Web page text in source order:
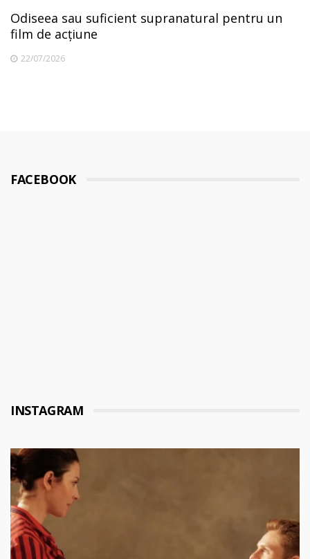
Odiseea sau suficient supranatural pentru un
film de acțiune
22/07/2026
FACEBOOK
INSTAGRAM